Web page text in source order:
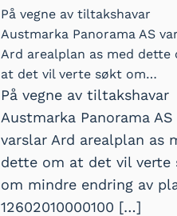
På vegne av tiltakshavar
Austmarka Panorama AS
Ard arealplan as med dette
at det vil verte søkt om…
På vegne av tiltakshavar
Austmarka Panorama AS
varslar Ard arealplan as
dette om at det vil verte
om mindre endring av
12602010000100 […]